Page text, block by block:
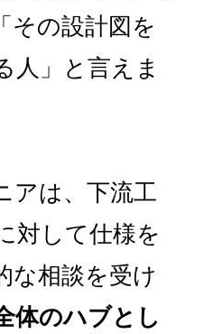
その設計図を
人」と言えま
アは、下流工
対して仕様を
な相談を受け
体のハブとし